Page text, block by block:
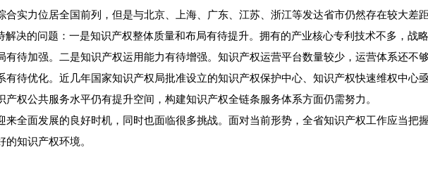
实力位居全国前列，但是与北京、上海、广东、江苏、浙江等发达省市仍然存在较大差距
的问题：一是知识产权整体质量和布局有待提升。拥有的产业核心专利技术不多，战
待加强。二是知识产权运用能力有待增强。知识产权运营平台数量较少，运营体系还不
待优化。近几年国家知识产权局批准设立的知识产权保护中心、知识产权快速维权中心
权公共服务水平仍有提升空间，构建知识产权全链条服务体系方面仍需努力。
面发展的良好时机，同时也面临很多挑战。面对当前形势，全省知识产权工作应当把
知识产权环境。